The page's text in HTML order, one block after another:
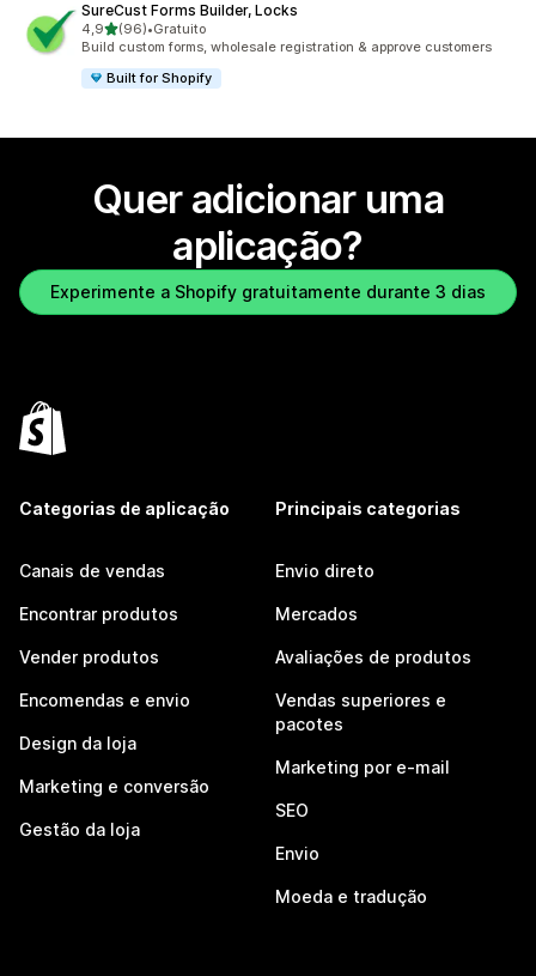
SureCust Forms Builder, Locks
4,9de 5 estrelas
(96)
96 total de avaliações
•Gratuito
Build custom forms, wholesale registration & approve customers
Built for Shopify
Quer adicionar uma
aplicação?
Experimente a Shopify gratuitamente durante 3 dias
Categorias de aplicação
Canais de vendas
Encontrar produtos
Vender produtos
Encomendas e envio
Design da loja
Marketing e conversão
Gestão da loja
Principais categorias
Envio direto
Mercados
Avaliações de produtos
Vendas superiores e
pacotes
Marketing por e-mail
SEO
Envio
Moeda e tradução